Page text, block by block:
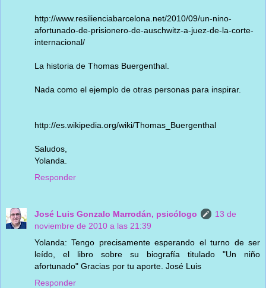
http://www.resilienciabarcelona.net/2010/09/un-nino-
afortunado-de-prisionero-de-auschwitz-a-juez-de-la-corte-
internacional/
La historia de Thomas Buergenthal.
Nada como el ejemplo de otras personas para inspirar.
http://es.wikipedia.org/wiki/Thomas_Buergenthal
Saludos,
Yolanda.
Responder
José Luis Gonzalo Marrodán, psicólogo
13 de
noviembre de 2010 a las 21:39
Yolanda: Tengo precisamente esperando el turno de ser
leído, el libro sobre su biografía titulado "Un niño
afortunado" Gracias por tu aporte. José Luis
Responder